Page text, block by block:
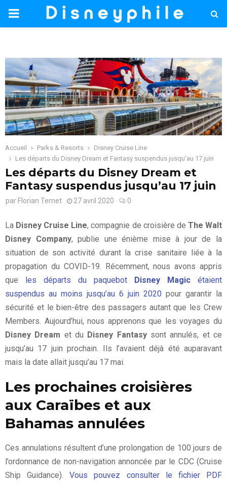
PRIMARY
Accueil Parks & Resorts
Disney Cruise Line
Les départs du Disney Dream et Fantasy suspendus jusqu’au 17 juin
Les départs du Disney Dream et
Fantasy suspendus jusqu’au 17 juin
par Florian Ternet 27 avril 2020 0
La Disney Cruise Line, compagnie de croisière de The Walt
Disney Company, publie une énième mise à jour de la
situation de son activité durant la crise sanitaire liée à la
propagation du COVID-19. Récemment, nous avons appris
que les départs du paquebot Disney Magic étaient
suspendus au moins jusqu’au 6 juin 2020 pour garantir la
sécurité et le bien-être des passagers autant que les Crew
Members. Aujourd’hui, nous apprenons que les voyages du
Disney Dream et du Disney Fantasysont annulés, et ce
jusqu’au 17 juin prochain. Ils l’avaient déjà été auparavant
mais la date allait jusqu’au 17 mai.
Les prochaines croisières
aux Caraïbes et aux
Bahamas annulées
Ces annulations résultent d’une prolongation de 100 jours de
l’ordonnance de non-navigation annoncée par le CDC (Cruise
Ship Guidance).Vous pouvez consulter le fichier PDF